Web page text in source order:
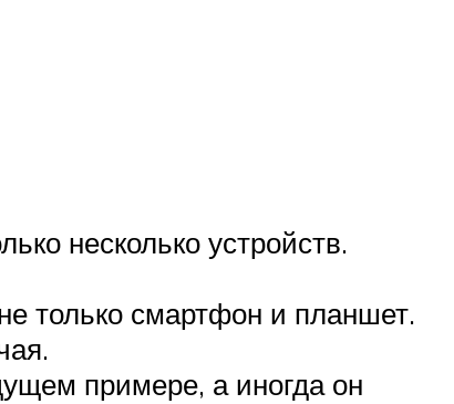
несколько устройств.
только смартфон и планшет.
примере, а иногда он